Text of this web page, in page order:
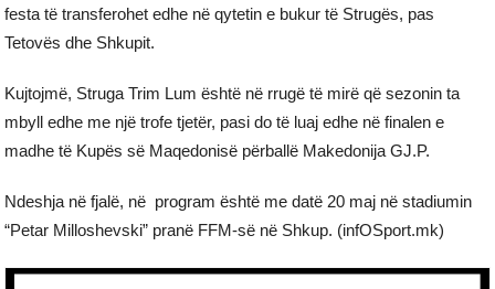
festa të transferohet edhe në qytetin e bukur të Strugës, pas
Tetovës dhe Shkupit.
Kujtojmë, Struga Trim Lum është në rrugë të mirë që sezonin ta
mbyll edhe me një trofe tjetër, pasi do të luaj edhe në finalen e
madhe të Kupës së Maqedonisë përballë Makedonija GJ.P.
Ndeshja në fjalë, në program është me datë 20 maj në stadiumin
“Petar Milloshevski” pranë FFM-së në Shkup. (infOSport.mk)